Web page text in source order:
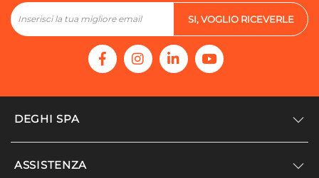
SI, VOGLIO RICEVERLE
DEGHI SPA
Accedi/Registrati
ASSISTENZA